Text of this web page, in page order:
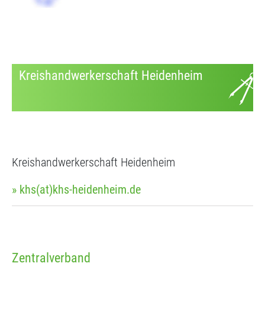
Kreishandwerkerschaft Heidenheim
Kreishandwerkerschaft Heidenheim
» khs(at)khs-heidenheim.de
Zentralverband